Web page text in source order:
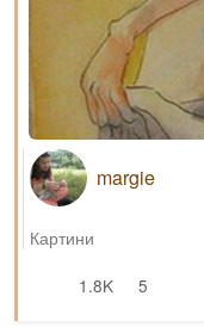
margie
Картини
1.8K
5